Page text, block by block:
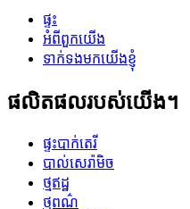
ផ្ទះ
អំពីពួកយើង
ទាក់ទងមកយើងខ្ញុំ
ផលិតផលរបស់យើង។
ផ្ទះបាក់តេរី
បាល់សេរ៉ាមិច
ថ្មឥដ្ឋ
ថ្មពណ៌